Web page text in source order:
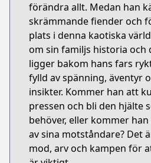
förändra allt. Medan han
skrämmande fiender och
plats i denna kaotiska
om sin familjs historia och
ligger bakom hans fars
fylld av spänning, äventyr
insikter. Kommer han att
pressen och bli den hjälte
behöver, eller kommer
av sina motståndare? Det
mod, arv och kampen för